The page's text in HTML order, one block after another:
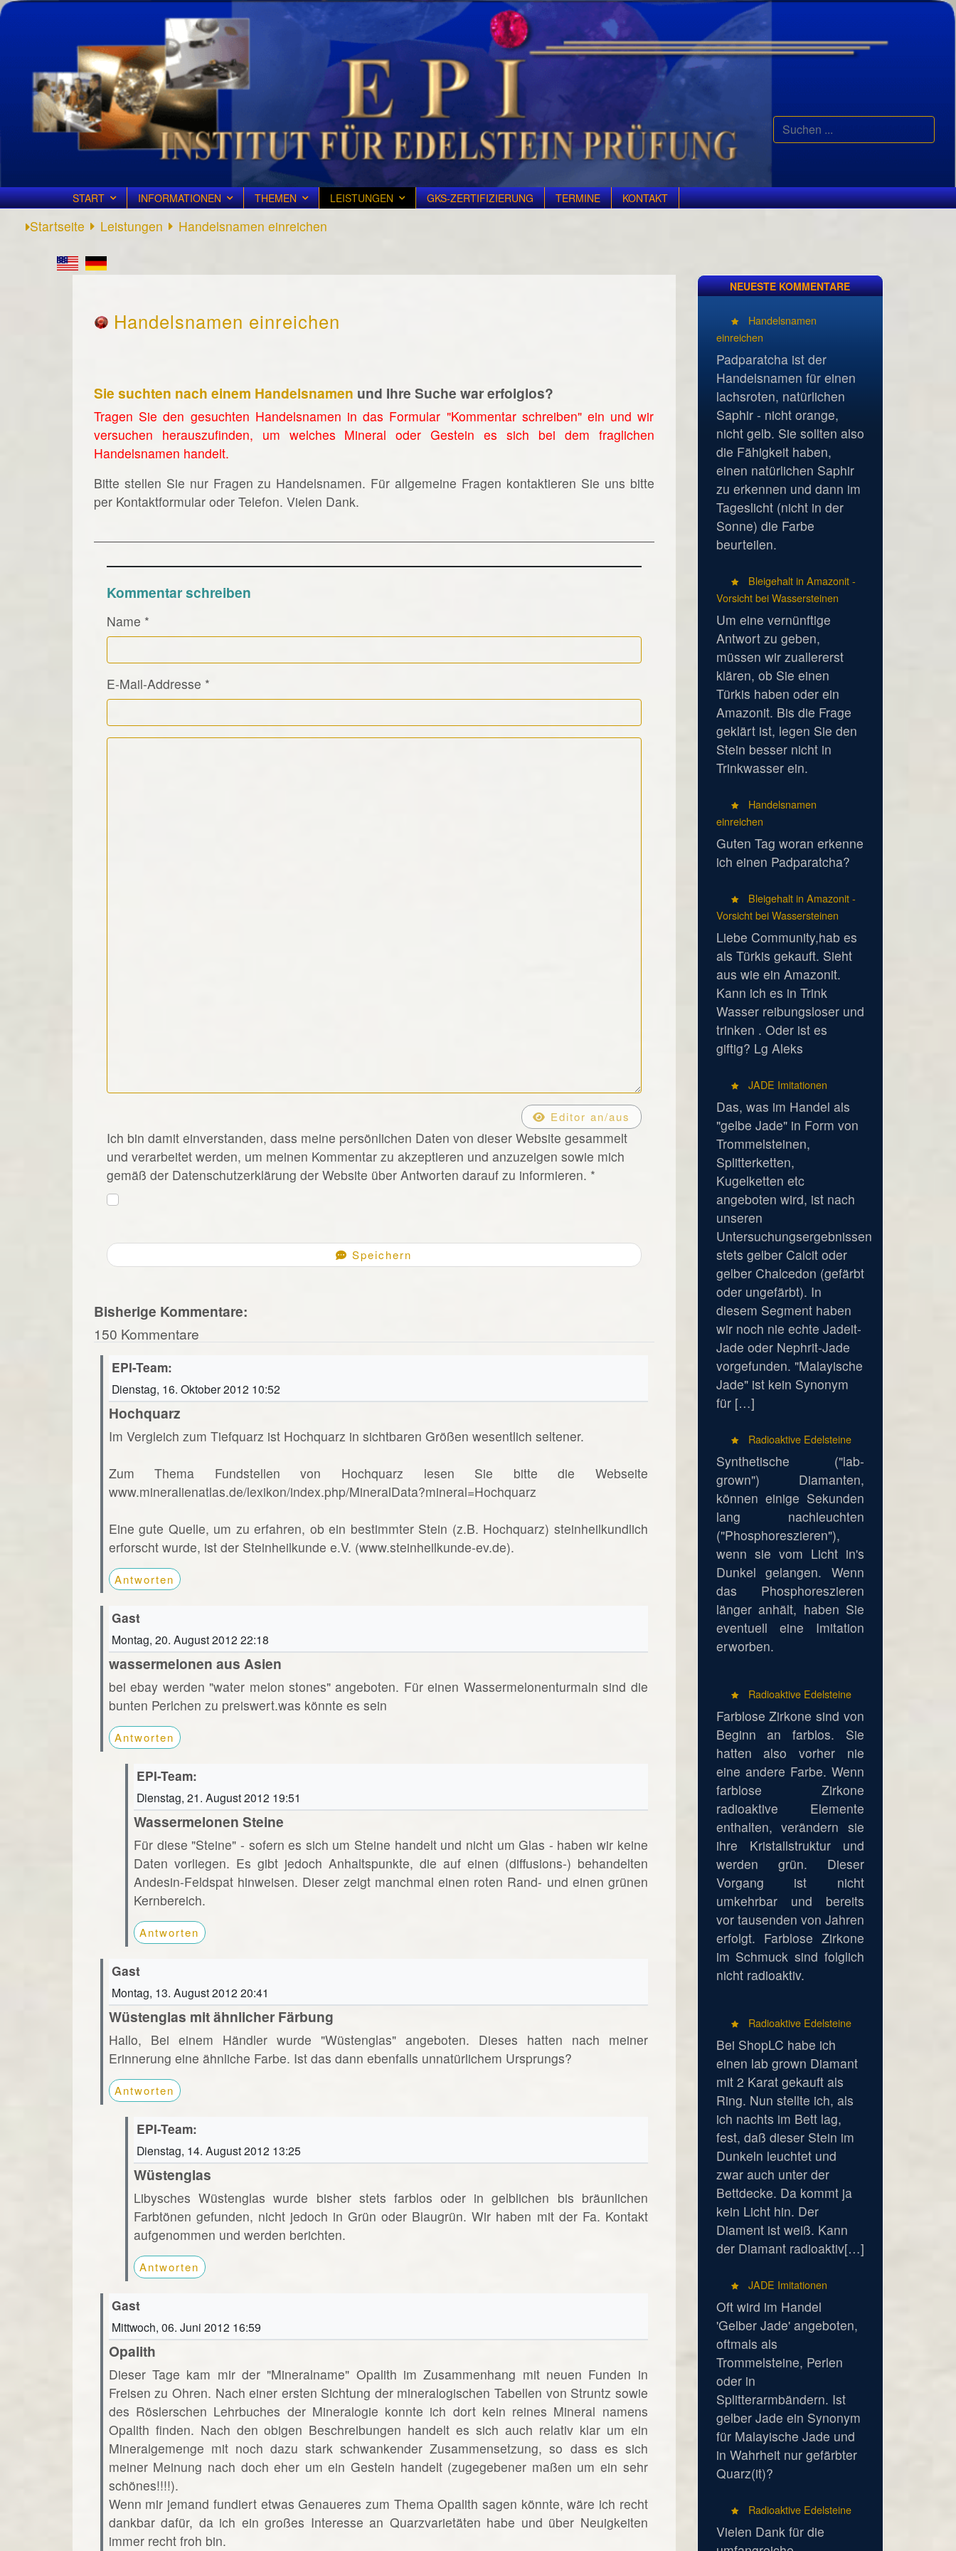
Suchen
...
START INFORMATIONEN THEMEN LEISTUNGEN GKS-ZERTIFIZIERUNG TERMINE KONTAKT
Startseite Leistungen Handelsnamen einreichen
Handelsnamen einreichen
Sie suchten nach einem Handelsnamen und Ihre Suche war erfolglos?
Tragen Sie den gesuchten Handelsnamen in das Formular "Kommentar schreiben" ein und wir
versuchen herauszufinden, um welches Mineral oder Gestein es sich bei dem fraglichen
Handelsnamen handelt.
Bitte stellen Sie nur Fragen zu Handelsnamen. Für allgemeine Fragen kontaktieren Sie uns bitte
per Kontaktformular oder Telefon. Vielen Dank.
Kommentar schreiben
Name *
E-Mail-Addresse *
Kommentar Text
Editor an/aus
Ich bin damit einverstanden, dass meine persönlichen Daten von dieser Website gesammelt
und verarbeitet werden, um meinen Kommentar zu akzeptieren und anzuzeigen sowie mich
gemäß der Datenschutzerklärung der Website über Antworten darauf zu informieren. *
Speichern
Bisherige Kommentare:
150 Kommentare
EPI-Team:
Dienstag, 16. Oktober 2012 10:52
Hochquarz
Im Vergleich zum Tiefquarz ist Hochquarz in sichtbaren Größen wesentlich seltener.
Zum Thema Fundstellen von Hochquarz lesen Sie bitte die Webseite
www.mineralienatlas.de/lexikon/index.php/MineralData?mineral=Hochquarz
Eine gute Quelle, um zu erfahren, ob ein bestimmter Stein (z.B. Hochquarz) steinheilkundlich
erforscht wurde, ist der Steinheilkunde e.V. (www.steinheilkunde-ev.de).
Antworten
Gast
Montag, 20. August 2012 22:18
wassermelonen aus Asien
bei ebay werden "water melon stones" angeboten. Für einen Wassermelonenturmaln sind die
bunten Perlchen zu preiswert.was könnte es sein
Antworten
EPI-Team:
Dienstag, 21. August 2012 19:51
Wassermelonen Steine
Für diese "Steine" - sofern es sich um Steine handelt und nicht um Glas - haben wir keine
Daten vorliegen. Es gibt jedoch Anhaltspunkte, die auf einen (diffusions-) behandelten
Andesin-Feldspat hinweisen. Dieser zeigt manchmal einen roten Rand- und einen grünen
Kernbereich.
Antworten
Gast
Montag, 13. August 2012 20:41
Wüstenglas mit ähnlicher Färbung
Hallo, Bei einem Händler wurde "Wüstenglas" angeboten. Dieses hatten nach meiner
Erinnerung eine ähnliche Farbe. Ist das dann ebenfalls unnatürlichem Ursprungs?
Antworten
EPI-Team:
Dienstag, 14. August 2012 13:25
Wüstenglas
Libysches Wüstenglas wurde bisher stets farblos oder in gelblichen bis bräunlichen
Farbtönen gefunden, nicht jedoch in Grün oder Blaugrün. Wir haben mit der Fa. Kontakt
aufgenommen und werden berichten.
Antworten
Gast
Mittwoch, 06. Juni 2012 16:59
Opalith
Dieser Tage kam mir der "Mineralname" Opalith im Zusammenhang mit neuen Funden in
Freisen zu Ohren. Nach einer ersten Sichtung der mineralogischen Tabellen von Struntz sowie
des Röslerschen Lehrbuches der Mineralogie konnte ich dort kein reines Mineral namens
Opalith finden. Nach den obigen Beschreibungen handelt es sich auch relativ klar um ein
Mineralgemenge mit noch dazu stark schwankender Zusammensetzung, so dass es sich
meiner Meinung nach doch eher um ein Gestein handelt (zugegebener maßen um ein sehr
schönes!!!!).
Wenn mir jemand fundiert etwas Genaueres zum Thema Opalith sagen könnte, wäre ich recht
dankbar dafür, da ich ein großes Interesse an Quarzvarietäten habe und über Neuigkeiten
immer recht froh bin.
NEUESTE KOMMENTARE
Handelsnamen
einreichen
Padparatcha ist der
Handelsnamen für einen
lachsroten, natürlichen
Saphir - nicht orange,
nicht gelb. Sie sollten also
die Fähigkeit haben,
einen natürlichen Saphir
zu erkennen und dann im
Tageslicht (nicht in der
Sonne) die Farbe
beurteilen.
Bleigehalt in Amazonit -
Vorsicht bei Wassersteinen
Um eine vernünftige
Antwort zu geben,
müssen wir zuallererst
klären, ob Sie einen
Türkis haben oder ein
Amazonit. Bis die Frage
geklärt ist, legen Sie den
Stein besser nicht in
Trinkwasser ein.
Handelsnamen
einreichen
Guten Tag woran erkenne
ich einen Padparatcha?
Bleigehalt in Amazonit -
Vorsicht bei Wassersteinen
Liebe Community,hab es
als Türkis gekauft. Sieht
aus wie ein Amazonit.
Kann ich es in Trink
Wasser reibungsloser und
trinken . Oder ist es
giftig? Lg Aleks
JADE Imitationen
Das, was im Handel als
"gelbe Jade" in Form von
Trommelsteinen,
Splitterketten,
Kugelketten etc
angeboten wird, ist nach
unseren
Untersuchungsergebnissen
stets gelber Calcit oder
gelber Chalcedon (gefärbt
oder ungefärbt). In
diesem Segment haben
wir noch nie echte Jadeit-
Jade oder Nephrit-Jade
vorgefunden. "Malayische
Jade" ist kein Synonym
für […]
Radioaktive Edelsteine
Synthetische ("lab-
grown") Diamanten,
können einige Sekunden
lang nachleuchten
("Phosphoreszieren"),
wenn sie vom Licht in's
Dunkel gelangen. Wenn
das Phosphoreszieren
länger anhält, haben Sie
eventuell eine Imitation
erworben.
Radioaktive Edelsteine
Farblose Zirkone sind von
Beginn an farblos. Sie
hatten also vorher nie
eine andere Farbe. Wenn
farblose Zirkone
radioaktive Elemente
enthalten, verändern sie
ihre Kristallstruktur und
werden grün. Dieser
Vorgang ist nicht
umkehrbar und bereits
vor tausenden von Jahren
erfolgt. Farblose Zirkone
im Schmuck sind folglich
nicht radioaktiv.
Radioaktive Edelsteine
Bei ShopLC habe ich
einen lab grown Diamant
mit 2 Karat gekauft als
Ring. Nun stellte ich, als
ich nachts im Bett lag,
fest, daß dieser Stein im
Dunkeln leuchtet und
zwar auch unter der
Bettdecke. Da kommt ja
kein Licht hin. Der
Diament ist weiß. Kann
der Diamant radioaktiv[…]
JADE Imitationen
Oft wird im Handel
'Gelber Jade' angeboten,
oftmals als
Trommelsteine, Perlen
oder in
Splitterarmbändern. Ist
gelber Jade ein Synonym
für Malayische Jade und
in Wahrheit nur gefärbter
Quarz(it)?
Radioaktive Edelsteine
Vielen Dank für die